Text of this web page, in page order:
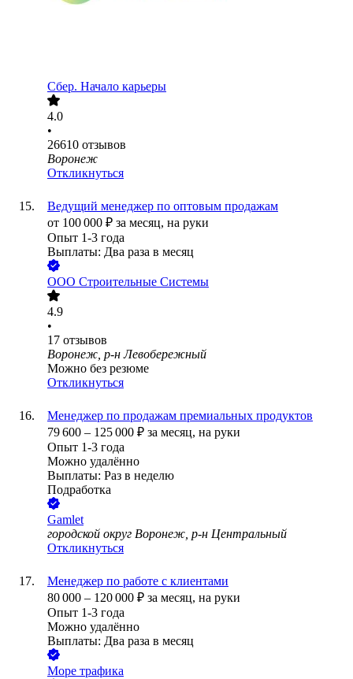
Сбер. Начало карьеры
4.0
•
26610 отзывов
Воронеж
Откликнуться
Ведущий менеджер по оптовым продажам
от 100 000 ₽ за месяц, на руки
Опыт 1-3 года
Выплаты: Два раза в месяц
ООО Строительные Системы
4.9
•
17 отзывов
Воронеж, р-н Левобережный
Можно без резюме
Откликнуться
Менеджер по продажам премиальных продуктов
79 600 – 125 000 ₽ за месяц, на руки
Опыт 1-3 года
Можно удалённо
Выплаты: Раз в неделю
Подработка
Gamlet
городской округ Воронеж, р-н Центральный
Откликнуться
Менеджер по работе с клиентами
80 000 – 120 000 ₽ за месяц, на руки
Опыт 1-3 года
Можно удалённо
Выплаты: Два раза в месяц
Море трафика